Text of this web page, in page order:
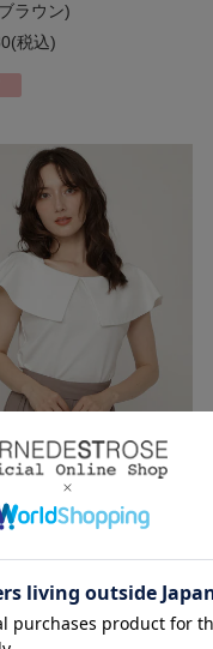
ラウン)
税込)
（スウィングル）
】オフショルカットプ
ー
税込)